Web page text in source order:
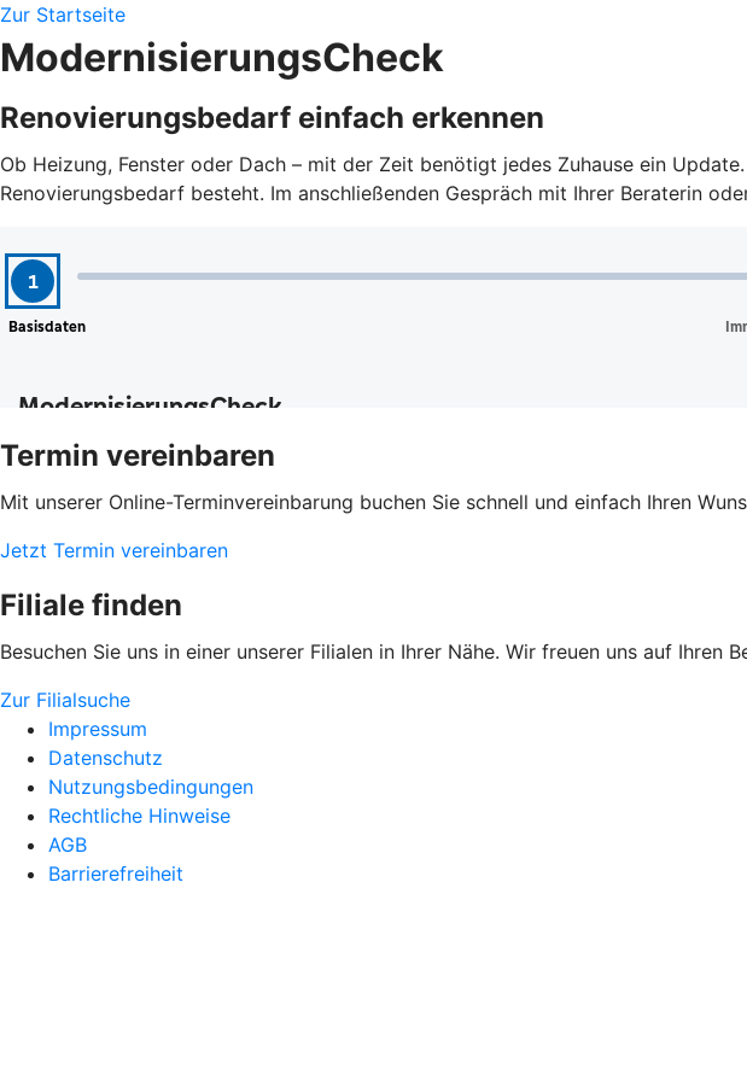
Zur Startseite
ModernisierungsCheck
Renovierungsbedarf einfach erkennen
Ob Heizung, Fenster oder Dach – mit der Zeit benötigt jedes Zuhause ein
Renovierungsbedarf besteht. Im anschließenden Gespräch mit Ihrer Beraterin
Termin vereinbaren
Mit unserer Online-Terminvereinbarung buchen Sie schnell und einfach Ihren
Jetzt Termin vereinbaren
Filiale finden
Besuchen Sie uns in einer unserer Filialen in Ihrer Nähe. Wir freuen uns auf Ihren
Zur Filialsuche
Impressum
Datenschutz
Nutzungsbedingungen
Rechtliche Hinweise
AGB
Barrierefreiheit